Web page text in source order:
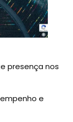
presença nos
e